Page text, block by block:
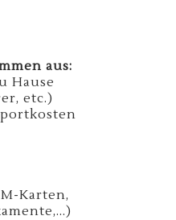
aus:
Hause
etc.)
Karten,